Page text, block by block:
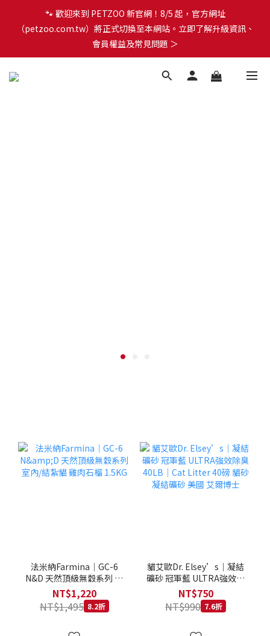
🐾 歡迎來到 PETZOO 新官網！8/5 起，官方網址
（petzoo.com.tw）將正式切換至本網站。立即了解升級資訊、
會員權益及常見問題 ＞
會員權益及常見問題 ＞
法米納Farmina｜GC-6
N&D 天然頂級無穀系列 室
內/結紮貓 雞肉石榴 1.5KG
NT$1,220
NT$1,495 8.2折
貓艾歐Dr. Elsey’s｜凝結
礦砂 冠軍藍 ULTRA強效除
臭 40LB｜Cat Litter 40磅
士
NT$750
NT$990 7.6折